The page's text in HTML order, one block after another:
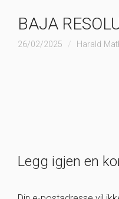
BAJA
26/02/2025 Harald
Legg igjen en